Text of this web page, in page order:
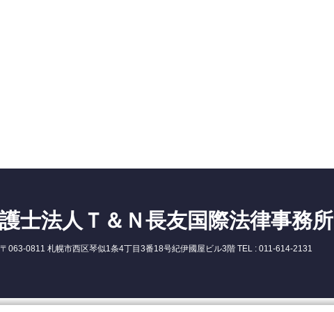
士法人Ｔ＆Ｎ長友国際法律事務所
〒063-0811 札幌市西区琴似1条4丁目3番18号紀伊國屋ビル3階 TEL : 011-614-2131